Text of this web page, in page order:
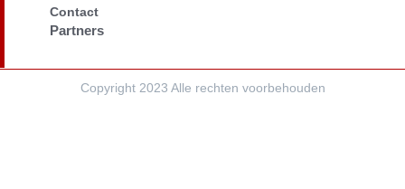
Contact
Partners
Copyright 2023 Alle rechten voorbehouden